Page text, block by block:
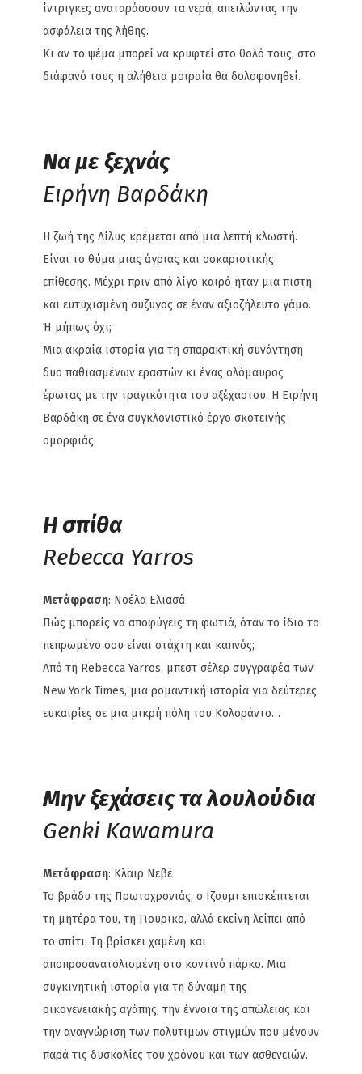
ίντριγκες αναταράσσουν τα νερά, απειλώντας την
ασφάλεια της λήθης.
Κι αν το ψέμα μπορεί να κρυφτεί στο θολό τους, στο
διάφανό τους η αλήθεια μοιραία θα δολοφονηθεί.
Να με ξεχνάς
Ειρήνη Βαρδάκη
Η ζωή της Λίλυς κρέμεται από μια λεπτή κλωστή.
Είναι το θύμα μιας άγριας και σοκαριστικής
επίθεσης. Μέχρι πριν από λίγο καιρό ήταν μια πιστή
και ευτυχισμένη σύζυγος σε έναν αξιοζήλευτο γάμο.
Ή μήπως όχι;
Μια ακραία ιστορία για τη σπαρακτική συνάντηση
δυο παθιασμένων εραστών κι ένας ολόμαυρος
έρωτας με την τραγικότητα του αξέχαστου. Η Ειρήνη
Βαρδάκη σε ένα συγκλονιστικό έργο σκοτεινής
ομορφιάς.
Η σπίθα
Rebecca Yarros
Μετάφραση: Νοέλα Ελιασά
Πώς μπορείς να αποφύγεις τη φωτιά, όταν το ίδιο το
πεπρωμένο σου είναι στάχτη και καπνός;
Από τη Rebecca Yarros, μπεστ σέλερ συγγραφέα των
New York Times, μια ρομαντική ιστορία για δεύτερες
ευκαιρίες σε μια μικρή πόλη του Κολοράντο…
Μην ξεχάσεις τα λουλούδια
Genki Kawamura
Μετάφραση: Κλαιρ Νεβέ
Το βράδυ της Πρωτοχρονιάς, ο Ιζούμι επισκέπτεται
τη μητέρα του, τη Γιούρικο, αλλά εκείνη λείπει από
το σπίτι. Τη βρίσκει χαμένη και
αποπροσανατολισμένη στο κοντινό πάρκο. Μια
συγκινητική ιστορία για τη δύναμη της
οικογενειακής αγάπης, την έννοια της απώλειας και
την αναγνώριση των πολύτιμων στιγμών που μένουν
παρά τις δυσκολίες του χρόνου και των ασθενειών.